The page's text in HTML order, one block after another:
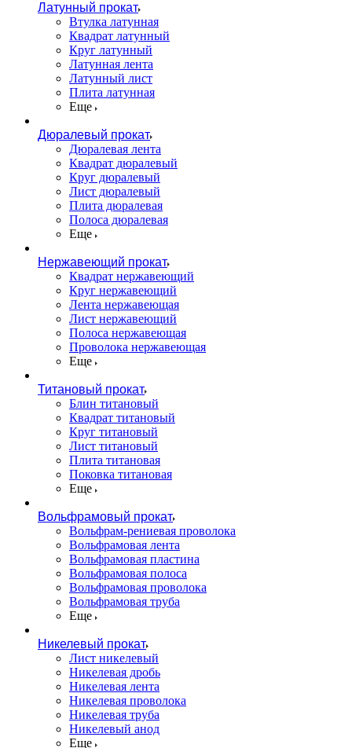
Латунный прокат
Втулка латунная
Квадрат латунный
Круг латунный
Латунная лента
Латунный лист
Плита латунная
Еще
Дюралевый прокат
Дюралевая лента
Квадрат дюралевый
Круг дюралевый
Лист дюралевый
Плита дюралевая
Полоса дюралевая
Еще
Нержавеющий прокат
Квадрат нержавеющий
Круг нержавеющий
Лента нержавеющая
Лист нержавеющий
Полоса нержавеющая
Проволока нержавеющая
Еще
Титановый прокат
Блин титановый
Квадрат титановый
Круг титановый
Лист титановый
Плита титановая
Поковка титановая
Еще
Вольфрамовый прокат
Вольфрам-рениевая проволока
Вольфрамовая лента
Вольфрамовая пластина
Вольфрамовая полоса
Вольфрамовая проволока
Вольфрамовая труба
Еще
Никелевый прокат
Лист никелевый
Никелевая дробь
Никелевая лента
Никелевая проволока
Никелевая труба
Никелевый анод
Еще